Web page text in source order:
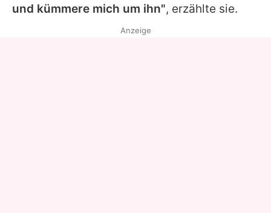
und kümmere mich um ihn", erzählte sie.
Anzeige